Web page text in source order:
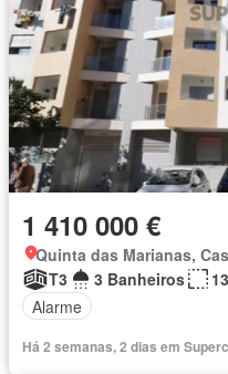
1 410 000 €
Quinta das Marianas,
T3
3 Banheiros
Alarme
Há 2 semanas, 2 dias em